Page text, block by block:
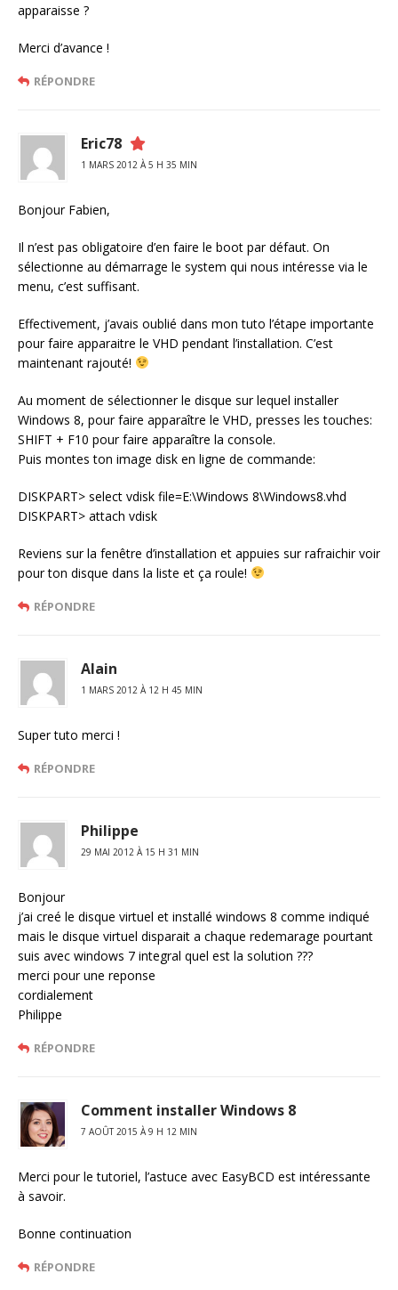
apparaisse ?
Merci d’avance !
RÉPONDRE
Eric78
1 MARS 2012 À 5 H 35 MIN
Bonjour Fabien,
Il n’est pas obligatoire d’en faire le boot par défaut. On
sélectionne au démarrage le system qui nous intéresse via le
menu, c’est suffisant.
Effectivement, j’avais oublié dans mon tuto l’étape importante
pour faire apparaitre le VHD pendant l’installation. C’est
maintenant rajouté!
Au moment de sélectionner le disque sur lequel installer
Windows 8, pour faire apparaître le VHD, presses les touches:
SHIFT + F10 pour faire apparaître la console.
Puis montes ton image disk en ligne de commande:
DISKPART> select vdisk file=E:\Windows 8\Windows8.vhd
DISKPART> attach vdisk
Reviens sur la fenêtre d’installation et appuies sur rafraichir voir
pour ton disque dans la liste et ça roule!
RÉPONDRE
Alain
1 MARS 2012 À 12 H 45 MIN
Super tuto merci !
RÉPONDRE
Philippe
29 MAI 2012 À 15 H 31 MIN
Bonjour
j’ai creé le disque virtuel et installé windows 8 comme indiqué
mais le disque virtuel disparait a chaque redemarage pourtant
suis avec windows 7 integral quel est la solution ???
merci pour une reponse
cordialement
Philippe
RÉPONDRE
Comment installer Windows 8
7 AOÛT 2015 À 9 H 12 MIN
Merci pour le tutoriel, l’astuce avec EasyBCD est intéressante
à savoir.
Bonne continuation
RÉPONDRE